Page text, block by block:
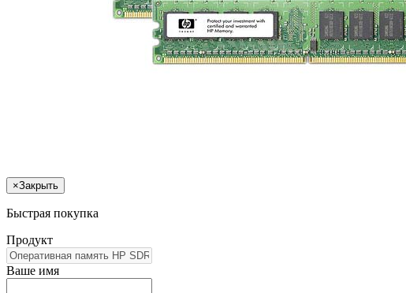
×Закрыть
Быстрая покупка
Продукт
Ваше имя